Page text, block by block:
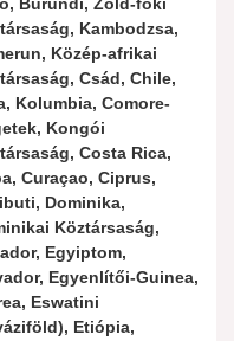
Kambodzsa,
Közép-afrikai
Csád, Chile,
Kolumbia, Comore-
Kongói
Costa Rica,
Curaçao, Ciprus,
Dominika,
Köztársaság,
Egyiptom,
Egyenlítői-Guinea,
Eswatini
Etiópia,